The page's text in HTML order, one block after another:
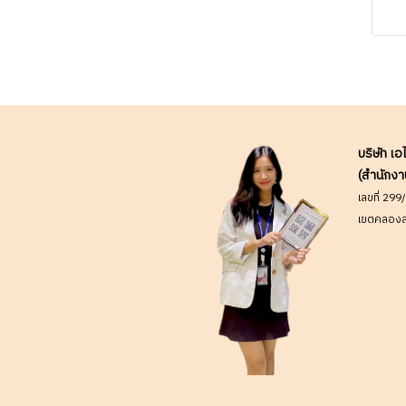
ไ
เ
บริษัท เ
(สำนักง
เลขที่
เขตคลอง